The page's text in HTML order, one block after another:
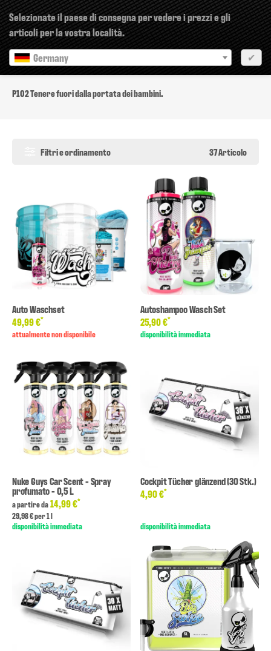
Selezionate il paese di consegna per vedere i prezzi e gli
articoli per la vostra località.
Germany
✔
P102
P102 Tenere fuori dalla portata dei bambini.
Filtri e ordinamento 37 Articolo
Auto Waschset
49,99 €*
attualmente non disponibile
Autoshampoo Wasch Set
25,90 €*
disponibilità immediata
Nuke Guys Car Scent - Spray
profumato - 0,5 L
a partire da14,99 €*
29,98 € per 1 l
disponibilità immediata
Cockpit Tücher glänzend (30 Stk.)
4,90 €*
disponibilità immediata